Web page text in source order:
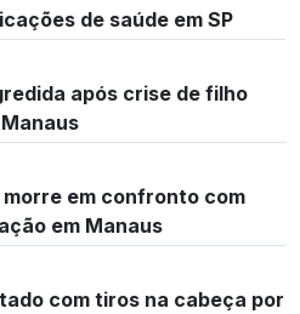
de saúde em SP
após crise de filho
em confronto com
em Manaus
com tiros na cabeça por